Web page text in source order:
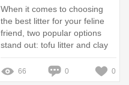
When it comes to choosing
the best litter for your feline
friend, two popular options
stand out: tofu litter and clay
litter
66 0 0